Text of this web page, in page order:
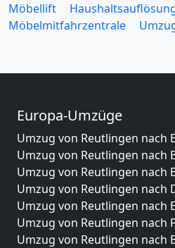
Möbellift
Möbelmitfahrzentrale
Europa-Umzüge
Umzug von Reutlingen nach
Umzug von Reutlingen nach
Umzug von Reutlingen nach
Umzug von Reutlingen nach
Umzug von Reutlingen nach
Umzug von Reutlingen nach
Umzug von Reutlingen nach